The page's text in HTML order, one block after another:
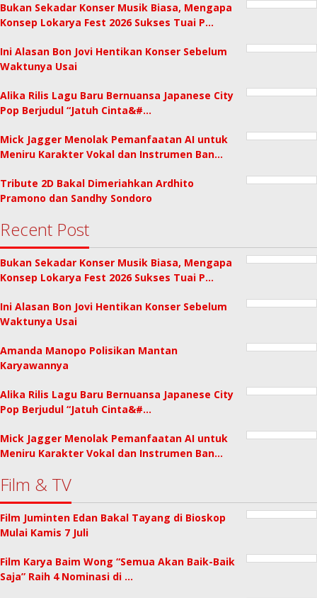
Bukan Sekadar Konser Musik Biasa, Mengapa
Konsep Lokarya Fest 2026 Sukses Tuai P…
Ini Alasan Bon Jovi Hentikan Konser Sebelum
Waktunya Usai
Alika Rilis Lagu Baru Bernuansa Japanese City
Pop Berjudul “Jatuh Cinta&#…
Mick Jagger Menolak Pemanfaatan AI untuk
Meniru Karakter Vokal dan Instrumen Ban…
Tribute 2D Bakal Dimeriahkan Ardhito
Pramono dan Sandhy Sondoro
Recent Post
Bukan Sekadar Konser Musik Biasa, Mengapa
Konsep Lokarya Fest 2026 Sukses Tuai P…
Ini Alasan Bon Jovi Hentikan Konser Sebelum
Waktunya Usai
Amanda Manopo Polisikan Mantan
Karyawannya
Alika Rilis Lagu Baru Bernuansa Japanese City
Pop Berjudul “Jatuh Cinta&#…
Mick Jagger Menolak Pemanfaatan AI untuk
Meniru Karakter Vokal dan Instrumen Ban…
Film & TV
Film Juminten Edan Bakal Tayang di Bioskop
Mulai Kamis 7 Juli
Film Karya Baim Wong “Semua Akan Baik-Baik
Saja” Raih 4 Nominasi di …